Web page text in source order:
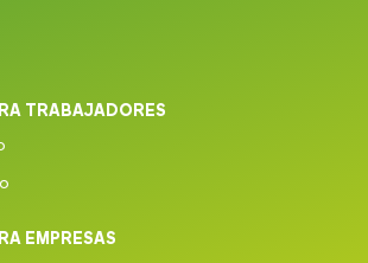
TRABAJADORES
EMPRESAS